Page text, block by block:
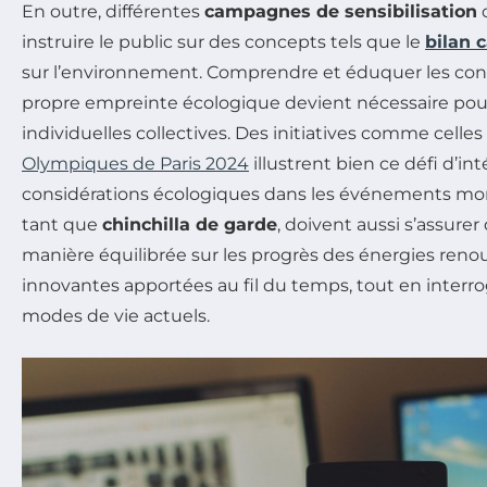
En outre, différentes campagnes de sensibilisation
instruire le public sur des concepts tels que le bilan
sur l’environnement. Comprendre et éduquer les
propre empreinte écologique devient nécessaire
individuelles collectives. Des initiatives comme
Olympiques de Paris 2024 illustrent bien ce défi
considérations écologiques dans les événements
tant que chinchilla de garde, doivent aussi
manière équilibrée sur les progrès des énergies
innovantes apportées au fil du temps, tout en
modes de vie actuels.